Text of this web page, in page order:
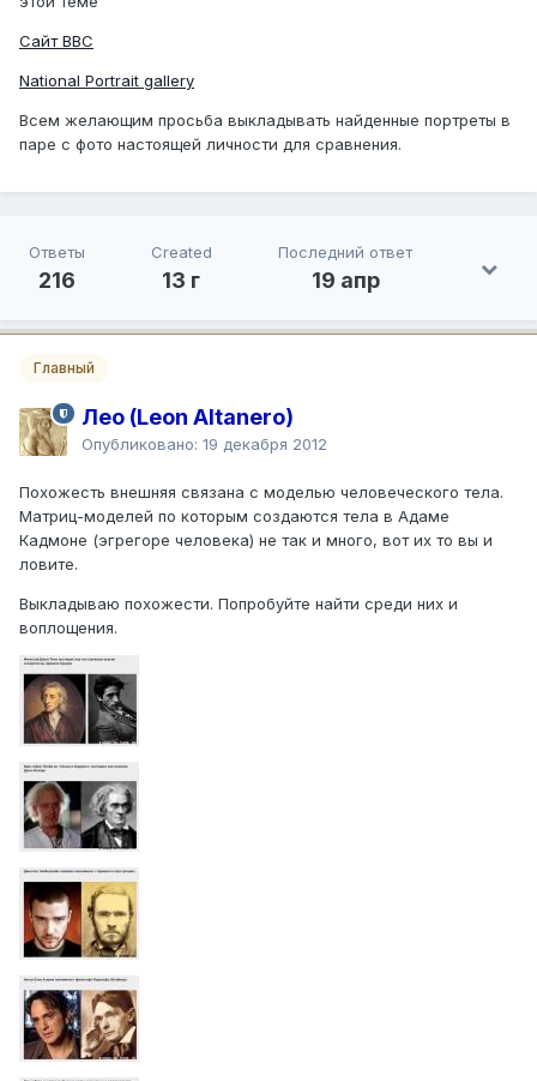
Сайт BBC
National Portrait gallery
Всем желающим просьба выкладывать найденные портреты в
паре с фото настоящей личности для сравнения.
Ответы
216
Created
13 г
Последний ответ
19 апр
Главный
Лео (Leon Altanero)
Опубликовано: 19 декабря 2012
Похожесть внешняя связана с моделью человеческого тела.
Матриц-моделей по которым создаются тела в Адаме
Кадмоне (эгрегоре человека) не так и много, вот их то вы и
ловите.
Выкладываю похожести. Попробуйте найти среди них и
воплощения.